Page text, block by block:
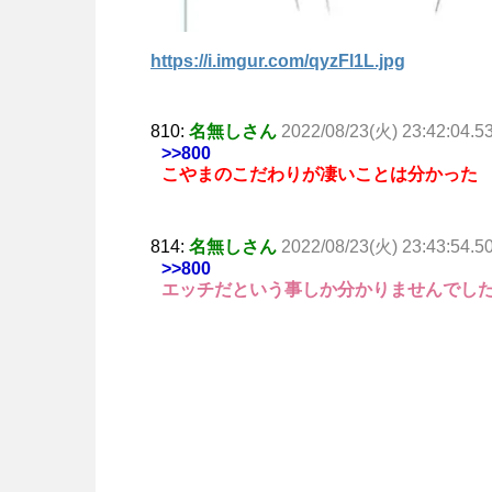
https://i.imgur.com/qyzFl1L.jpg
810: 名無しさん 2022/08/23(火)
>>800
こやまのこだわりが凄いことは分かった
814: 名無しさん 2022/08/23(火)
>>800
エッチだという事しか分かりませんでし